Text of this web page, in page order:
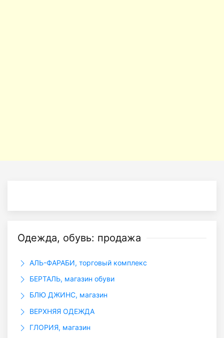
Одежда, обувь: продажа
АЛЬ-ФАРАБИ, торговый комплекс
БЕРТАЛЬ, магазин обуви
БЛЮ ДЖИНС, магазин
ВЕРХНЯЯ ОДЕЖДА
ГЛОРИЯ, магазин